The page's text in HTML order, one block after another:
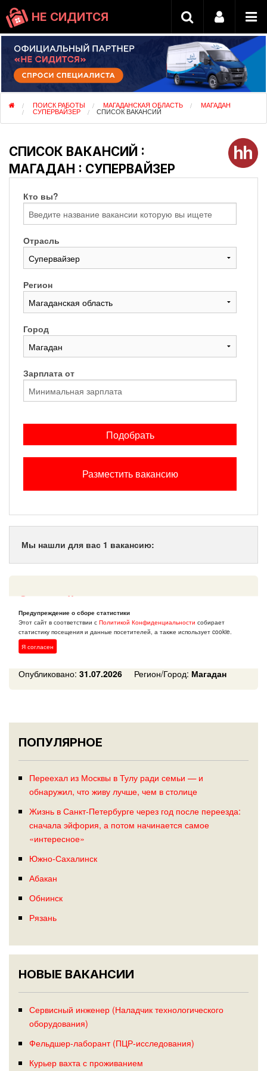
НЕ СИДИТСЯ
ПОИСК РАБОТЫ МАГАДАНСКАЯ ОБЛАСТЬ МАГАДАН
СУПЕРВАЙЗЕР СПИСОК ВАКАНСИЙ
СПИСОК ВАКАНСИЙ :
МАГАДАН : СУПЕРВАЙЗЕР
Кто вы?
Отрасль
Регион
Город
Зарплата от
Подобрать
Разместить вакансию
Мы нашли для вас 1 вакансию:
Cтарший инспектор по
эксплуатации электростанций СН,
ПБ и ОТ
Опубликовано: 31.07.2026 Регион/Город: Магадан
ПОПУЛЯРНОЕ
Переехал из Москвы в Тулу ради семьи — и
обнаружил, что живу лучше, чем в столице
Жизнь в Санкт-Петербурге через год после переезда:
сначала эйфория, а потом начинается самое
«интересное»
Южно-Сахалинск
Абакан
Обнинск
Рязань
НОВЫЕ ВАКАНСИИ
Сервисный инженер (Наладчик технологического
оборудования)
Фельдшер-лаборант (ПЦР-исследования)
Курьер вахта с проживанием
Предупреждение о сборе статистики
Этот сайт в соответствии сПолитикой Конфиденциальности собирает
статистику посещения и данные посетителей, а также использует cookie.
Я согласен